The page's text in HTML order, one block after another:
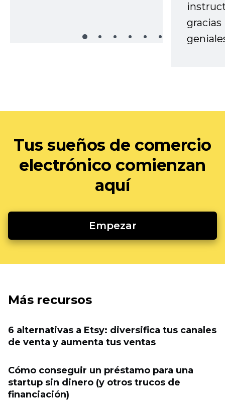
gracias
Tus sueños de comercio
electrónico comienzan
aquí
Empezar
Más recursos
6 alternativas a Etsy: diversifica tus canales
de venta y aumenta tus ventas
Cómo conseguir un préstamo para una
startup sin dinero (y otros trucos de
financiación)